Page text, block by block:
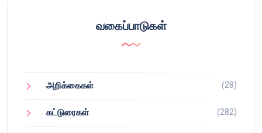
வகைப்பாடுகள்
அறிக்கைகள் (28)
கட்டுரைகள் (282)